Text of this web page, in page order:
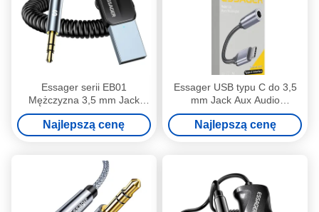
Essager serii EB01
Mężczyzna 3,5 mm Jack
Audio Bluetooth Adapter Blue
Tooth Receiver
Najlepszą cenę
Essager USB typu C do 3,5
mm Jack Aux Audio
Headphone Adapter
Najlepszą cenę